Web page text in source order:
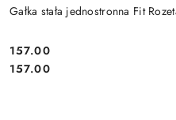
Gałka stała jednostronna Fit
Cena:
157.00
Cena:
157.00